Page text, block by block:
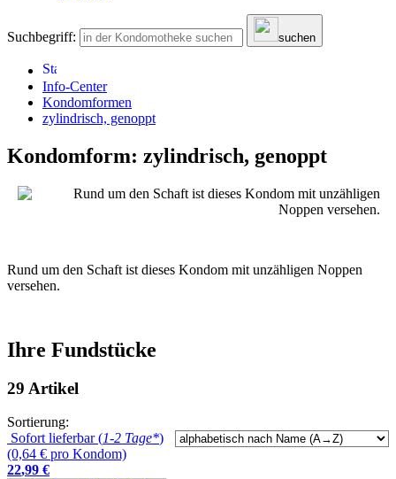
Suchbegriff: suchen
Info-Center
Kondomformen
zylindrisch, genoppt
Kondomform: zylindrisch, genoppt
Rund um den Schaft ist dieses Kondom mit unzähligen Noppen
versehen.
Ihre Fundstücke
29 Artikel
Sortierung:
Sofort lieferbar (1-2 Tage*)
(0,64 € pro Kondom)
22,99 €